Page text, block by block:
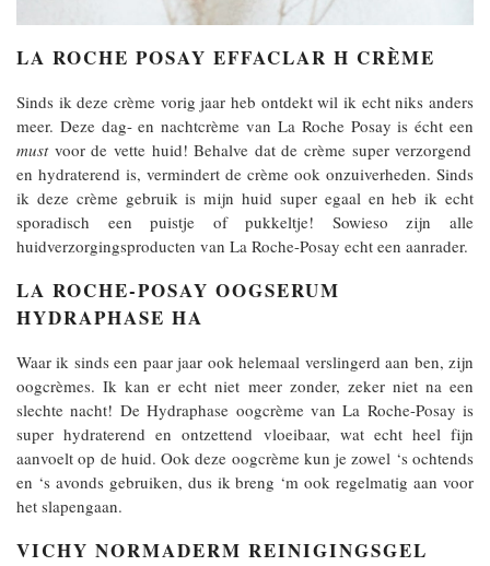
LA ROCHE POSAY EFFACLAR H CRÈME
Sinds ik deze crème vorig jaar heb ontdekt wil ik echt niks anders
meer. Deze dag- en nachtcrème van La Roche Posay is écht een
must voor de vette huid! Behalve dat de crème super verzorgend
en hydraterend is, vermindert de crème ook onzuiverheden. Sinds
ik deze crème gebruik is mijn huid super egaal en heb ik echt
sporadisch een puistje of pukkeltje! Sowieso zijn alle
huidverzorgingsproducten van La Roche-Posay echt een aanrader.
LA ROCHE-POSAY OOGSERUM
HYDRAPHASE HA
Waar ik sinds een paar jaar ook helemaal verslingerd aan ben, zijn
oogcrèmes. Ik kan er echt niet meer zonder, zeker niet na een
slechte nacht! De Hydraphase oogcrème van La Roche-Posay is
super hydraterend en ontzettend vloeibaar, wat echt heel fijn
aanvoelt op de huid. Ook deze oogcrème kun je zowel ‘s ochtends
en ‘s avonds gebruiken, dus ik breng ‘m ook regelmatig aan voor
het slapengaan.
VICHY NORMADERM REINIGINGSGEL